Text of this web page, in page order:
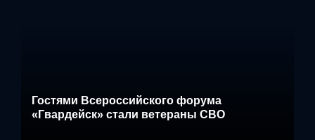
Гостями Всероссийского форума
«Гвардейск» стали ветераны СВО